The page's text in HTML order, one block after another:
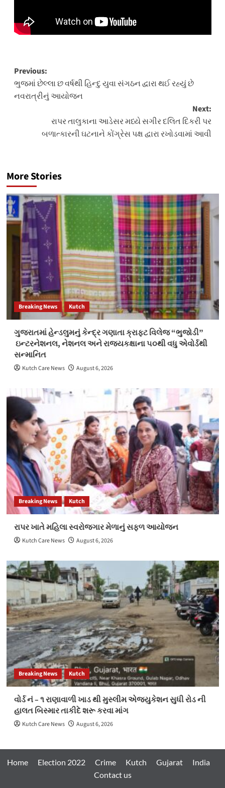
Post
navigation
Previous:
ભુજમાં છેલ્લા છ વર્ષથી હિન્દુ યુવા સંગઠન દ્વારા થઈ રહ્યું છે
નવરાત્રીનું આયોજન
Next:
રાપર તાલુકાના આડેસર મધ્યે સગીર દલિત દિકરી પર
બળાત્કારની ઘટનાને કોંગ્રેસ પક્ષ દ્વારા રખોડવામાં આવી
More Stories
Breaking News Kutch
ગુજરાતમાં હેન્ડલુમનું કેન્દ્ર ગણાતા ક્રાફ્ટ વિલેજ “ભુજોડી”
ઇન્ટરનેશનલ, નેશનલ અને રાજ્યકક્ષાના ૫૦થી વધુ એવોર્ડથી
સન્માનિત
Kutch Care News August 6, 2026
Breaking News Kutch
રાપર ખાતે મહિલા સ્વરોજગાર મેળાનું સફળ આયોજન
Kutch Care News August 6, 2026
Breaking News Kutch
વોર્ડ નં – ૧ રાણાવાળી ખાડ થી મુસ્લીમ એજ્યુકેશન સુધી રોડ ની
હાલત બિસ્માર તાકીદે શરૂ કરવા માંગ
Kutch Care News August 6, 2026
Home Election 2022 Crime Kutch Gujarat
India
Contact us